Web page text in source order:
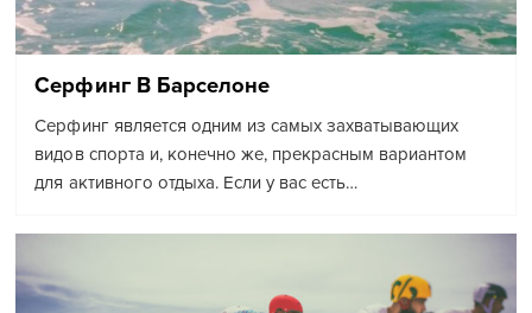
Серфинг В Барселоне
Серфинг является одним из самых захватывающих
видов спорта и, конечно же, прекрасным вариантом
для активного отдыха. Если у вас есть…